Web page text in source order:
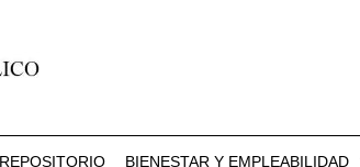
REPOSITORIO BIENESTAR Y EMPLEABILIDAD